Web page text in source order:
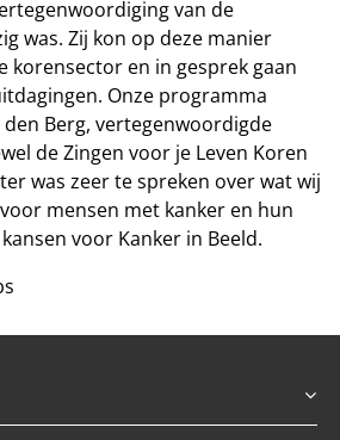
van de
was. Zij kon op deze manier
korensector en in gesprek gaan
Onze programma
Berg, vertegenwoordigde
de Zingen voor je Leven Koren
was zeer te spreken over wat wij
mensen met kanker en hun
voor Kanker in Beeld.